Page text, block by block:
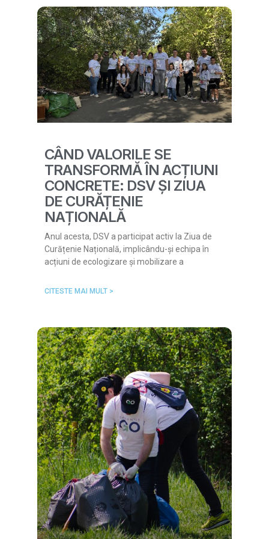
CÂND VALORILE SE
TRANSFORMĂ ÎN ACȚIUNI
CONCRETE: DSV ȘI ZIUA
DE CURĂȚENIE
NAȚIONALĂ
Anul acesta, DSV a participat activ la Ziua de
Curățenie Națională, implicându-și echipa în
acțiuni de ecologizare și mobilizare a
CITESTE MAI MULT >